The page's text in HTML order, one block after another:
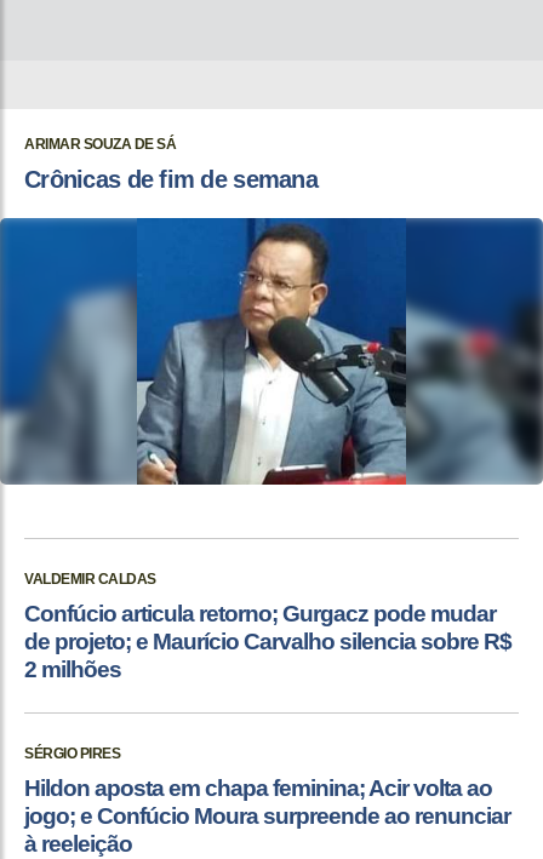
ARIMAR SOUZA DE SÁ
Crônicas de fim de semana
VALDEMIR CALDAS
Confúcio articula retorno; Gurgacz pode mudar
de projeto; e Maurício Carvalho silencia sobre R$
2 milhões
SÉRGIO PIRES
Hildon aposta em chapa feminina; Acir volta ao
jogo; e Confúcio Moura surpreende ao renunciar
à reeleição